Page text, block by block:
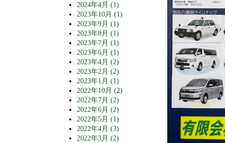
2024年4月 (1)
2023年10月 (1)
2023年9月 (1)
2023年8月 (1)
2023年7月 (1)
2023年6月 (1)
2023年4月 (2)
2023年2月 (2)
2023年1月 (1)
2022年10月 (2)
2022年7月 (2)
2022年6月 (2)
2022年5月 (1)
2022年4月 (3)
2022年3月 (2)